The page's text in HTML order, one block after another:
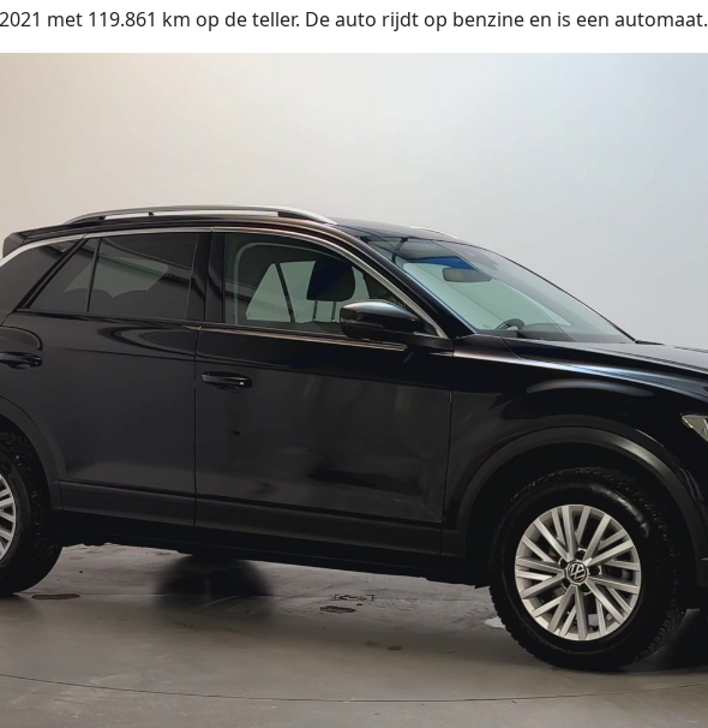
2021 met 119.861 km op de teller. De auto rijdt op benzine en is een automaat.